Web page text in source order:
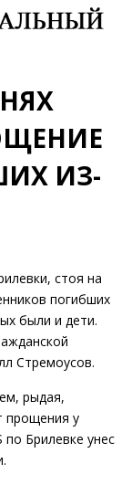
ИЗ-
стоя на
погибших
были и дети.
Стремоусов.
рыдая,
прощения у
по Брилевке унес